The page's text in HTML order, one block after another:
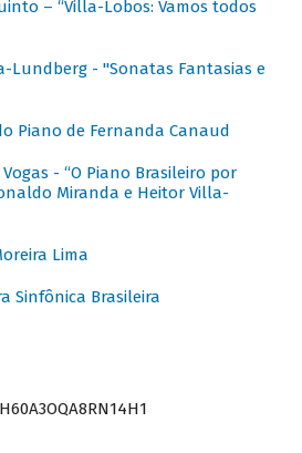
– “Villa-Lobos: Vamos todos
Lundberg - "Sonatas Fantasias e
Piano de Fernanda Canaud
- “O Piano Brasileiro por
Miranda e Heitor Villa-
Lima
Sinfônica Brasileira